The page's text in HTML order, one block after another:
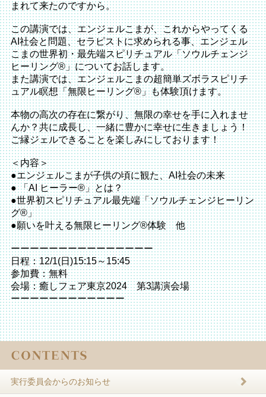
まれて来たのですから。
この講演では、エンジェルこまが、これからやってくる
AI社会と問題、セラピストに求められる事、エンジェル
こまの世界初・最先端スピリチュアル「ソウルチェンジ
ヒーリング®️」についてお話します。
また講演では、エンジェルこまの超簡単ズボラスピリチ
ュアル瞑想「無限ヒーリング®️」も体験頂けます。
本物の高次の存在に繋がり、無限の幸せを手に入れませ
んか？共に成長し、一緒に豊かに幸せに生きましょう！
ご縁ジェルできることを楽しみにしております！
＜内容＞
●エンジェルこまが子供の頃に観た、AI社会の未来
● 「AI ヒーラー®️」とは？
●世界初スピリチュアル最先端「ソウルチェンジヒーリン
グ®️」
●願いを叶える無限ヒーリング®️体験 他
ーーーーーーーーーーーーーーー
日程：12/1(日)15:15～15:45
参加費：無料
会場：癒しフェア東京2024 第3講演会場
ーーーーーーーーーーーー
実行委員会からのお知らせ